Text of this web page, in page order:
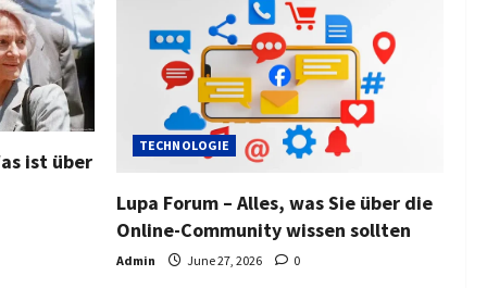
ist über
TECHNOLOGIE
Lupa Forum – Alles, was Sie über die
Online-Community wissen sollten
Admin June 27, 2026 0